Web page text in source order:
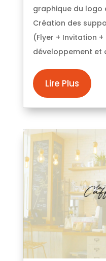
graphique du logo
Création des
(Flyer + Invitation
développement et
Lire Plus